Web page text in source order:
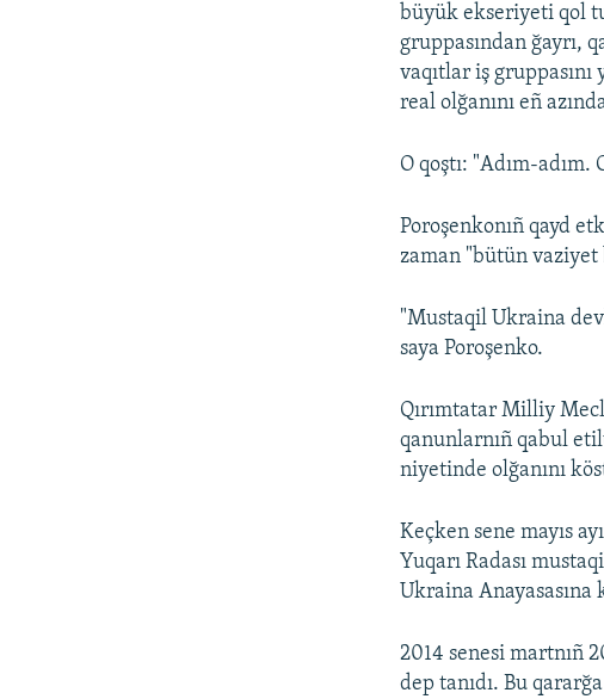
büyük ekseriyeti qol
gruppasından ğayrı,
vaqıtlar iş
real olğanını eñ
O qoştı: "Adım-
Poroşenkonıñ qayd
zaman "bütün
"Mustaqil Ukraina
saya Poroşenko.
Qırımtatar Milliy
qanunlarnıñ qabul
niyetinde olğanını
Keçken sene mayıs
Yuqarı Radası
Ukraina
2014 senesi martnıñ
dep tanıdı. Bu